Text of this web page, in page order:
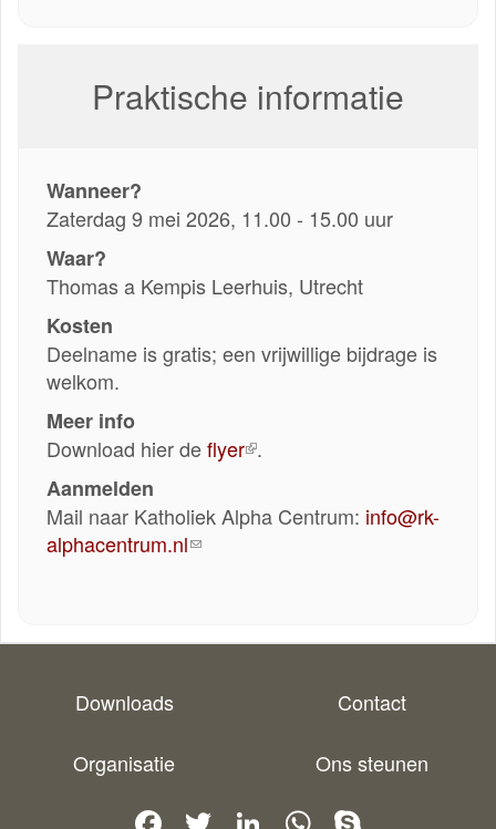
Praktische informatie
Wanneer?
Zaterdag 9 mei 2026, 11.00 - 15.00 uur
Waar?
Thomas a Kempis Leerhuis, Utrecht
Kosten
Deelname is gratis; een vrijwillige bijdrage is
welkom.
Meer info
Download hier deflyer(externe
.
Aanmelden
Mail naar Katholiek Alpha Centrum: info@rk-
alphacentrum.nl(link
mail)
Downloads
Contact
Organisatie Ons steunen
Facebook
TwitterLinkedInWhatsApp